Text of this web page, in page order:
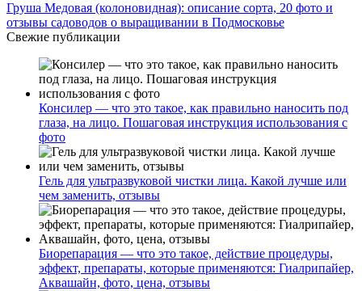
Груша Медовая (колоновидная): описание сорта, 20 фото и
отзывы садоводов о выращивании в Подмосковье
Свежие публикации
Консилер — что это такое, как правильно наносить под
глаза, на лицо. Пошаговая инструкция использования с
фото
Гель для ультразвуковой чистки лица. Какой лучше или
чем заменить, отзывы
Биорепарация — что это такое, действие процедуры,
эффект, препараты, которые применяются: Гиалрипайер,
Аквашайн, фото, цена, отзывы